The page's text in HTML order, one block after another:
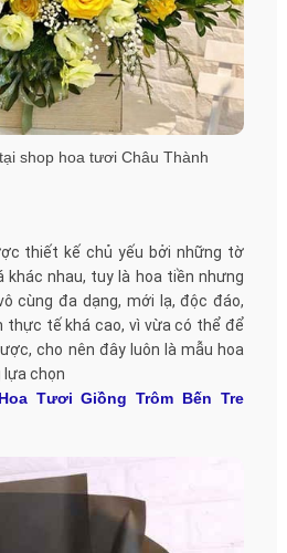
shop hoa tươi Châu Thành
thiết kế chủ yếu bởi những tờ
khác nhau, tuy là hoa tiền nhưng
cùng đa dạng, mới lạ, độc đáo,
thực tế khá cao, vì vừa có thể để
cho nên đây luôn là mẫu hoa
lựa chọn
Tươi Giồng Trôm Bến Tre